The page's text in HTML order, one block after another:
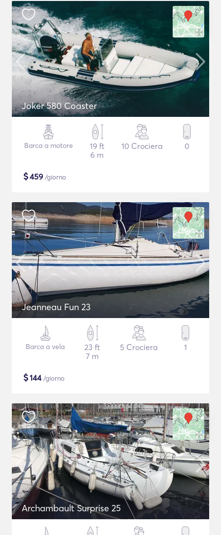
Joker 580 Coaster
Barca a motore
19 ft
6 m
10 Crociera 0
$459 /giorno
Jeanneau Fun 23
Barca a vela
23 ft
7 m
5 Crociera 1
$144/giorno
Archambault Surprise 25